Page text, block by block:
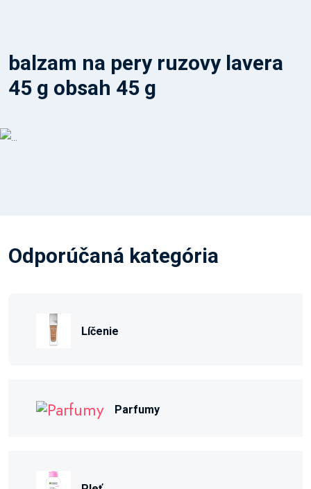
balzam na pery ruzovy lavera
45 g obsah 45 g
Odporúčaná kategória
Líčenie
Parfumy